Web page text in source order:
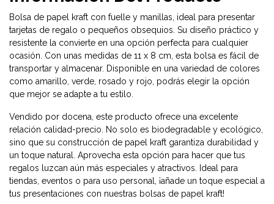
Bolsa de papel kraft con fuelle y manillas, ideal para presentar
tarjetas de regalo o pequeños obsequios. Su diseño práctico y
resistente la convierte en una opción perfecta para cualquier
ocasión. Con unas medidas de 11 x 8 cm, esta bolsa es fácil de
transportar y almacenar. Disponible en una variedad de colores
como amarillo, verde, rosado y rojo, podrás elegir la opción
que mejor se adapte a tu estilo.
Vendido por docena, este producto ofrece una excelente
relación calidad-precio. No solo es biodegradable y ecológico,
sino que su construcción de papel kraft garantiza durabilidad y
un toque natural. Aprovecha esta opción para hacer que tus
regalos luzcan aún más especiales y atractivos. Ideal para
tiendas, eventos o para uso personal, ¡añade un toque especial a
tus presentaciones con nuestras bolsas de papel kraft!